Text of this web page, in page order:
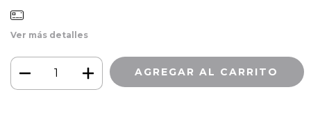
Ver más detalles